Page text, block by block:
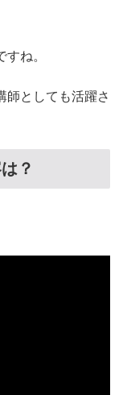
ね。
師としても活躍さ
？